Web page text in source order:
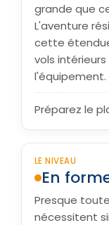
grande que
L'aventure
cette
vols
l'équipement.
Préparez le
LE NIVEAU
En
Presque
nécessitent